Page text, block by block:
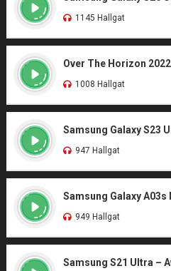
1145 Hallgat
Over The Horizon
1008 Hallgat
Samsung Galaxy S23
947 Hallgat
Samsung Galaxy A03s
949 Hallgat
Samsung S21 Ultra –